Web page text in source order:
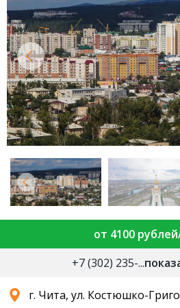
от 4100
+7 (302) 235-...
г. Чита, ул. Костюшко-
Красноборский район
Северодвинск Устьянский